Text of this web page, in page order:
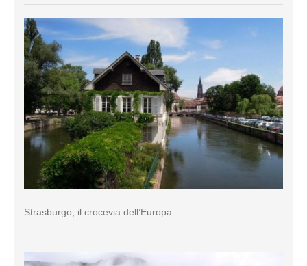
Strasburgo, il crocevia dell’Europa